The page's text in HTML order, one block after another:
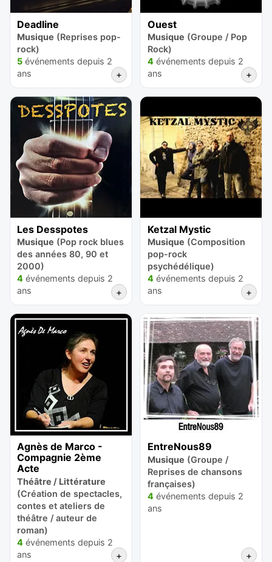
Deadline
Musique (Reprises pop-
rock)
5 événements depuis 2
ans
+
Ouest
Musique (Groupe / Pop
Rock)
4événements depuis 2
ans
+
Les Desspotes
Musique (Pop rock blues
des années 80, 90 et
2000)
4 événements depuis 2
ans
+
Ketzal Mystic
Musique (Composition
pop-rock
psychédélique)
4événements depuis 2
ans
+
Agnès de Marco -
Compagnie 2ème
Acte
Théâtre / Littérature
(Création de spectacles,
contes et ateliers de
théâtre / auteur de
roman)
4 événements depuis 2
ans
+
EntreNous89
Musique (Groupe /
Reprises de chansons
françaises)
4événements depuis 2
ans
+